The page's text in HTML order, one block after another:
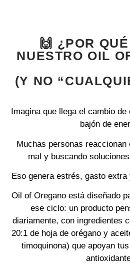
🙌 ¿POR
NUESTRO OIL
(Y NO
Imagina que llega el cambio
bajón de
Muchas personas
mal y buscando
Eso genera estrés, gasto
Oil of Oregano está diseñado
ese ciclo: un producto
diariamente, con ingredientes
20:1 de hoja de orégano y
timoquinona) que apoyan